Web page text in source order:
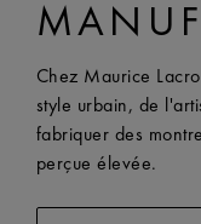
EASY
Chez Maurice
style urbain, de
fabriquer des
perçue élevée.